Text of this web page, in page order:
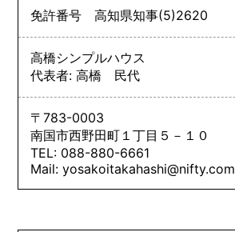
免許番号高知県知事(5)2620
高橋シンプルハウス
代表者: 高橋 民代
〒783-0003
南国市西野田町１丁目５－１０
TEL: 088-880-6661
Mail: yosakoitakahashi@nifty.com